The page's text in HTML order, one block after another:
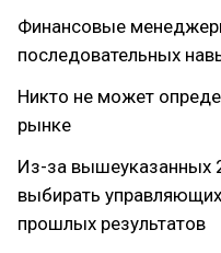
Финансовые
последовательных
Никто не может
рынке
Из-за вышеуказанных
выбирать
прошлых результатов